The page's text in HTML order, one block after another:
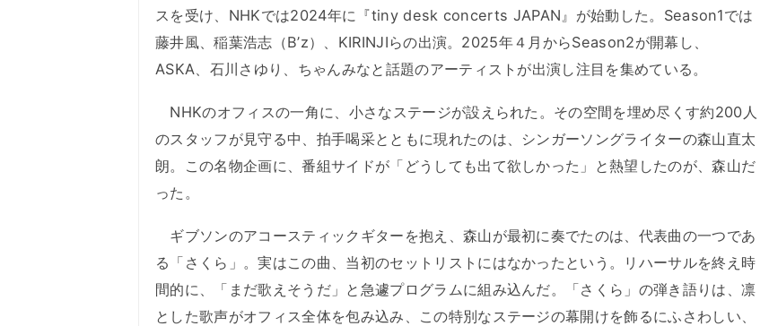
スを受け、NHKでは2024年に『tiny desk concerts JAPAN』が始動した。Season1では
藤井風、稲葉浩志（B’z）、KIRINJIらの出演。2025年４月からSeason2が開幕し、
ASKA、石川さゆり、ちゃんみなと話題のアーティストが出演し注目を集めている。
NHKのオフィスの一角に、小さなステージが設えられた。その空間を埋め尽くす約200人
のスタッフが見守る中、拍手喝采とともに現れたのは、シンガーソングライターの森山直太
朗。この名物企画に、番組サイドが「どうしても出て欲しかった」と熱望したのが、森山だ
った。
ギブソンのアコースティックギターを抱え、森山が最初に奏でたのは、代表曲の一つであ
る「さくら」。実はこの曲、当初のセットリストにはなかったという。リハーサルを終え時
間的に、「まだ歌えそうだ」と急遽プログラムに組み込んだ。「さくら」の弾き語りは、凛
とした歌声がオフィス全体を包み込み、この特別なステージの幕開けを飾るにふさわしい、